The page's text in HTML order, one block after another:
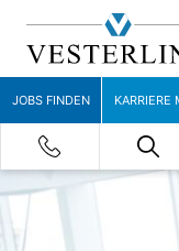
JOBS FINDEN KARRIERE